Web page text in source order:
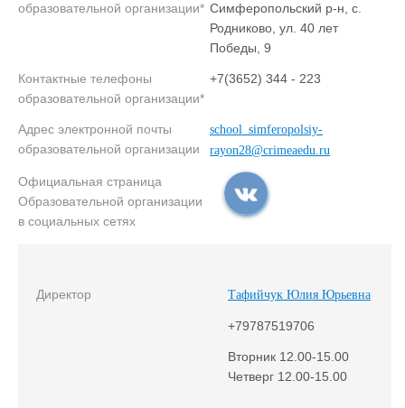
образовательной организации* Симферопольский р-н, с.
Родниково, ул. 40 лет
Победы, 9
Контактные телефоны
образовательной организации*
+7(3652) 344 - 223
Адрес электронной почты
образовательной организации
school_simferopolsiy-
rayon28@crimeaedu.ru
Официальная страница
Образовательной организации
в социальных сетях
Директор Тафийчук Юлия Юрьевна
+79787519706
Вторник 12.00-15.00
Четверг 12.00-15.00